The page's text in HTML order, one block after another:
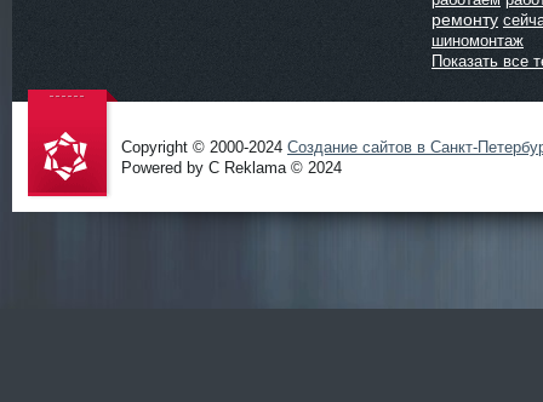
ремонту
шиномонтаж
Показать все
Проект
Copyright © 2000-2024 Создание сайтов в Санкт-
Powered by C Reklama © 2024